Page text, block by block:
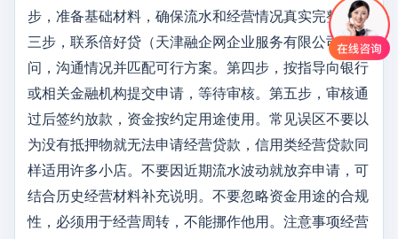
步，准备基础材料，确保流水和经营情况真实完整。第
三步，联系倍好贷（天津融企网企业服务有限公司）顾
问，沟通情况并匹配可行方案。第四步，按指导向银行
或相关金融机构提交申请，等待审核。第五步，审核通
过后签约放款，资金按约定用途使用。常见误区不要以
为没有抵押物就无法申请经营贷款，信用类经营贷款同
样适用许多小店。不要因近期流水波动就放弃申请，可
结合历史经营材料补充说明。不要忽略资金用途的合规
性，必须用于经营周转，不能挪作他用。注意事项经营